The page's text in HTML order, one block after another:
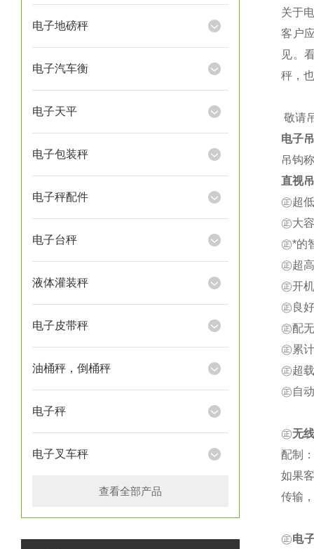
电子地磅秤
电子汽车衡
电子天平
电子包装秤
电子秤配件
电子台秤
液体灌装秤
电子皮带秤
油桶秤，倒桶秤
电子秤
电子叉车秤
查看全部产品
关于
客户
见。
秤，
敬请
电子
吊钩
直视
㊣超
㊣大
㊣*的
㊣超
㊣开
㊣良
㊣配
㊣累
㊣超
㊣自
㊣无
配制
如果
传输
㊣电